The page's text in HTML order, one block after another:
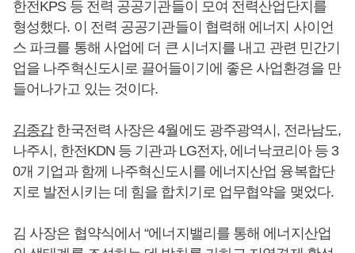
한전KPS 등 전력 공공기관들이 모여 전력산업단지를
형성했다. 이 전력 공공기관들이 협력해 에너지 사이언
스 파크를 통해 사업에 더 큰 시너지를 내고 관련 민간기
업을 나주혁신도시로 끌어들이기에 좋은 사업환경을 만
들어나가고 있는 것이다.
김종갑한국전력 사장은 4월에도 광주광역시, 전라남도,
나주시, 한전KDN 등 기관과 LG전자, 에너낙코리아 등 3
0개 기업과 함께 나주혁신도시를 에너지산업 융복합단
지로 발전시키는 데 힘을 합치기로 업무협약을 맺었다.
김 사장은 협약식에서 “에너지밸리를 통해 에너지산업